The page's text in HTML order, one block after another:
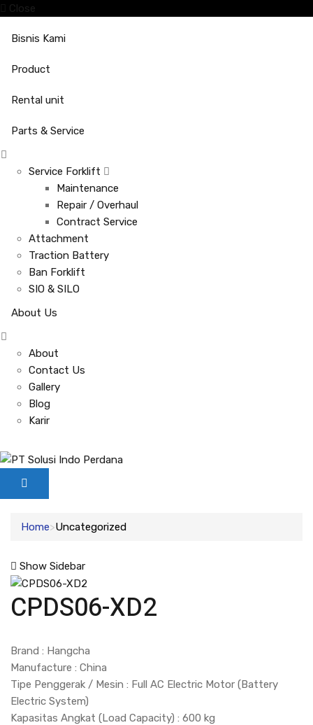
Close
Bisnis Kami
Product
Rental unit
Parts & Service
Service Forklift
Maintenance
Repair / Overhaul
Contract Service
Attachment
Traction Battery
Ban Forklift
SIO & SILO
About Us
About
Contact Us
Gallery
Blog
Karir
Home Uncategorized
Show Sidebar
CPDS06-XD2
Brand : Hangcha
Manufacture : China
Tipe Penggerak / Mesin : Full AC Electric Motor (Battery
Electric System)
Kapasitas Angkat (Load Capacity) : 600 kg